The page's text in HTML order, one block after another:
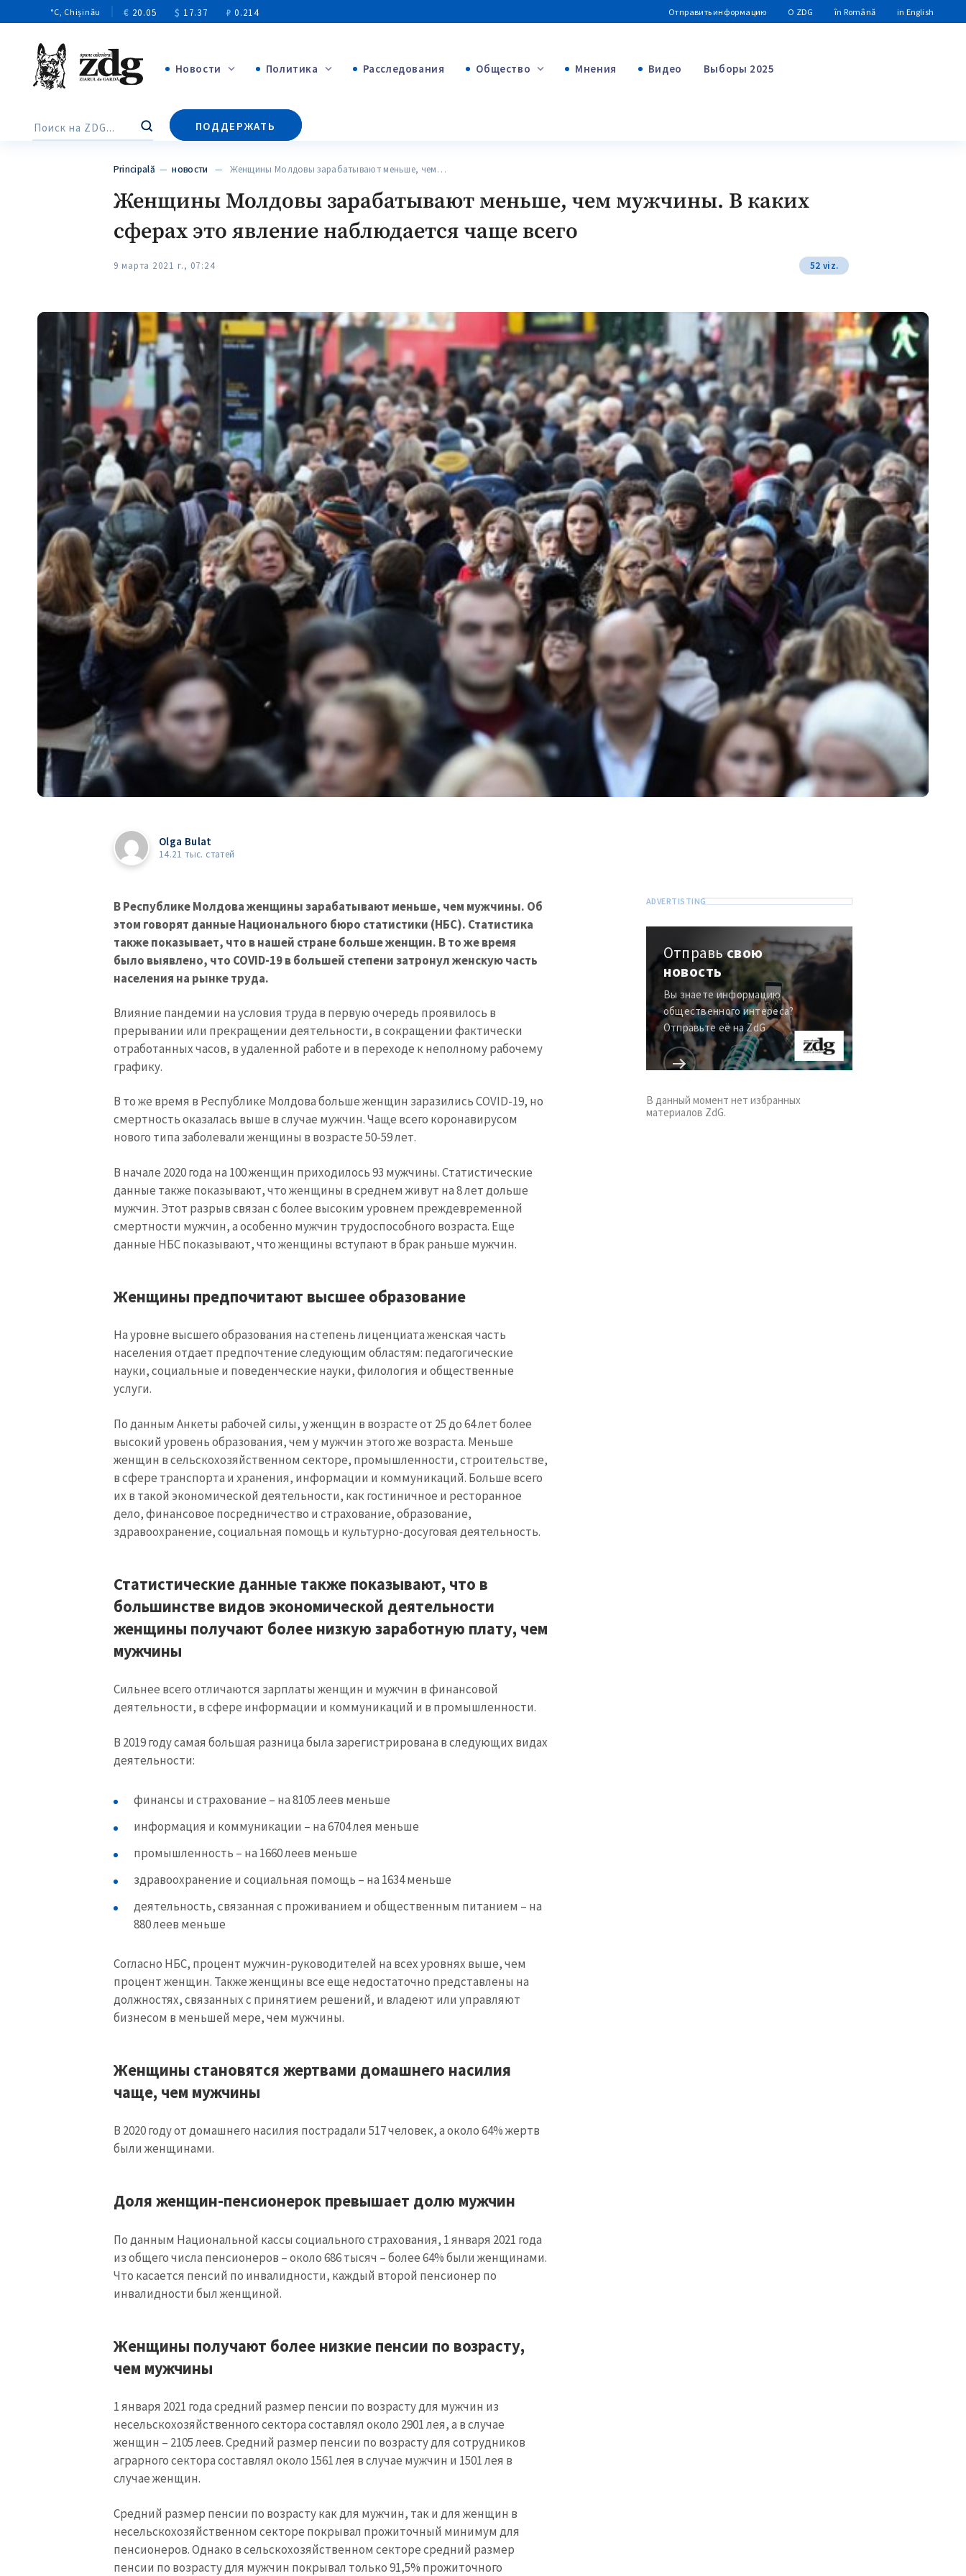
°C, Chișinău € 20.05 $ 17.37 ₽ 0.214 Отправить информацию О ZDG în Română in English
Новости
+144
Политика Расследования Общество Мнения Видео Выборы 2025
Поиск ПОДДЕРЖАТЬ
Principală —новости — Женщины Молдовы зарабатывают меньше, чем…
Женщины Молдовы зарабатывают меньше, чем мужчины. В каких
сферах это явление наблюдается чаще всего
9 марта 2021 г., 07:24 52 viz.
Olga Bulat
14.21 тыс. статей
В Республике Молдова женщины зарабатывают меньше, чем мужчины. Об
этом говорят данные Национального бюро статистики (НБС). Статистика
также показывает, что в нашей стране больше женщин. В то же время
было выявлено, что COVID-19 в большей степени затронул женскую часть
населения на рынке труда.
Влияние пандемии на условия труда в первую очередь проявилось в
прерывании или прекращении деятельности, в сокращении фактически
отработанных часов, в удаленной работе и в переходе к неполному рабочему
графику.
В то же время в Республике Молдова больше женщин заразились COVID-19, но
смертность оказалась выше в случае мужчин. Чаще всего коронавирусом
нового типа заболевали женщины в возрасте 50-59 лет.
В начале 2020 года на 100 женщин приходилось 93 мужчины. Статистические
данные также показывают, что женщины в среднем живут на 8 лет дольше
мужчин. Этот разрыв связан с более высоким уровнем преждевременной
смертности мужчин, а особенно мужчин трудоспособного возраста. Еще
данные НБС показывают, что женщины вступают в брак раньше мужчин.
Женщины предпочитают высшее образование
На уровне высшего образования на степень лиценциата женская часть
населения отдает предпочтение следующим областям: педагогические
науки, социальные и поведенческие науки, филология и общественные
услуги.
По данным Анкеты рабочей силы, у женщин в возрасте от 25 до 64 лет более
высокий уровень образования, чем у мужчин этого же возраста. Меньше
женщин в сельскохозяйственном секторе, промышленности, строительстве,
в сфере транспорта и хранения, информации и коммуникаций. Больше всего
их в такой экономической деятельности, как гостиничное и ресторанное
дело, финансовое посредничество и страхование, образование,
здравоохранение, социальная помощь и культурно-досуговая деятельность.
Статистические данные также показывают, что в
большинстве видов экономической деятельности
женщины получают более низкую заработную плату, чем
мужчины
Сильнее всего отличаются зарплаты женщин и мужчин в финансовой
деятельности, в сфере информации и коммуникаций и в промышленности.
В 2019 году самая большая разница была зарегистрирована в следующих видах
деятельности:
финансы и страхование – на 8105 леев меньше
информация и коммуникации – на 6704 лея меньше
промышленность – на 1660 леев меньше
здравоохранение и социальная помощь – на 1634 меньше
деятельность, связанная с проживанием и общественным питанием – на
880 леев меньше
Согласно НБС, процент мужчин-руководителей на всех уровнях выше, чем
процент женщин. Также женщины все еще недостаточно представлены на
должностях, связанных с принятием решений, и владеют или управляют
бизнесом в меньшей мере, чем мужчины.
Женщины становятся жертвами домашнего насилия
чаще, чем мужчины
В 2020 году от домашнего насилия пострадали 517 человек, а около 64% жертв
были женщинами.
Доля женщин-пенсионерок превышает долю мужчин
По данным Национальной кассы социального страхования, 1 января 2021 года
из общего числа пенсионеров – около 686 тысяч – более 64% были женщинами.
Что касается пенсий по инвалидности, каждый второй пенсионер по
инвалидности был женщиной.
Женщины получают более низкие пенсии по возрасту,
чем мужчины
1 января 2021 года средний размер пенсии по возрасту для мужчин из
несельскохозяйственного сектора составлял около 2901 лея, а в случае
женщин – 2105 леев. Средний размер пенсии по возрасту для сотрудников
аграрного сектора составлял около 1561 лея в случае мужчин и 1501 лея в
случае женщин.
Средний размер пенсии по возрасту как для мужчин, так и для женщин в
несельскохозяйственном секторе покрывал прожиточный минимум для
пенсионеров. Однако в сельскохозяйственном секторе средний размер
пенсии по возрасту для мужчин покрывал только 91,5% прожиточного
Отправьсвою
новость
Вы знаете информацию
общественного интереса?
Отправьте её на ZdG
В данный момент нет избранных
материалов ZdG.
МОЯ НОВОСТЬ
Фотография + Загрузить изображение
Ссылка на медиа + Добавить ссылку на медиа
Текст новости + Добавить текст новости